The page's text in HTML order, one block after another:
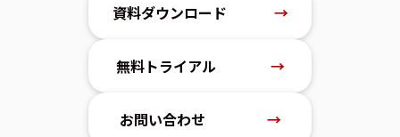
資料ダウンロード →
無料トライアル →
お問い合わせ →